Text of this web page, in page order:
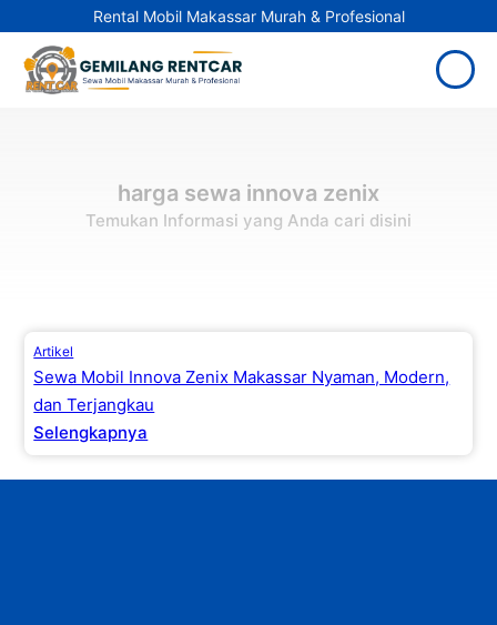
Rental Mobil Makassar Murah & Profesional
harga sewa innova zenix
Temukan Informasi yang Anda cari disini
Artikel
Sewa Mobil Innova Zenix Makassar Nyaman, Modern,
dan Terjangkau
Selengkapnya